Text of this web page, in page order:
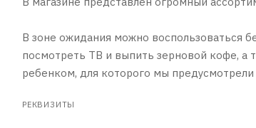
В зоне ожидания можно воспользоваться
посмотреть ТВ и выпить зерновой кофе, а
ребенком, для которого мы предусмотрели
РЕКВИЗИТЫ